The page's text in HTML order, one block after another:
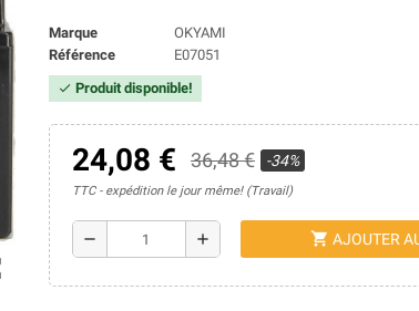
Marque
OKYAMI
Référence
E07051
check Produit disponible!
24,08 € 36,48 € -34%
TTC expédition le jour même! (Travail)
remove add shopping_cart AJOUTER